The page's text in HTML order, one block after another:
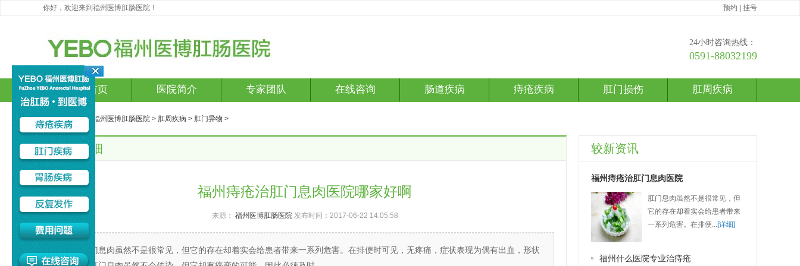
你好，欢迎来到福州医博肛肠医院！ 预约 挂号
24小时咨询热线：
0591-88032199
网站首页 医院简介 专家团队 在线咨询 肠道疾病 痔疮疾病 肛门损伤 肛周疾病
您现在的位置： 福州医博肛肠医院 > 肛周疾病 > 肛门异物 >
文章详细
福州痔疮治肛门息肉医院哪家好啊
来源： 福州医博肛肠医院发布时间：2017-06-22 14:05:58
肛门息肉虽然不是很常见，但它的存在却着实会给患者带来一系列危害。在排便时可见，无疼痛，症状表现为偶有出血，形状
较新资讯
福州痔疮治肛门息肉医院
肛门息肉虽然不是很常见，但
它的存在却着实会给患者带来
一系列危害。在排便...[详细]
福州什么医院专业治痔疮